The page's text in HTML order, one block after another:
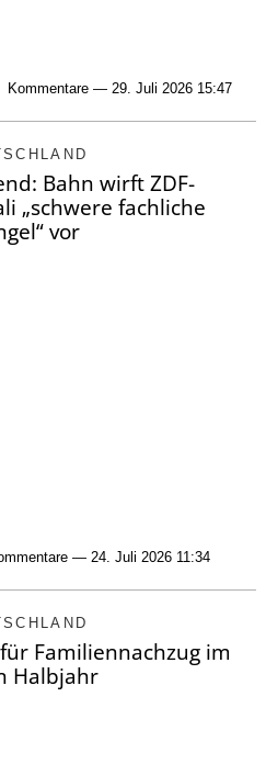
Kommentare — 29. Juli 2026 15:47
Bahn wirft ZDF-
„schwere fachliche
vor
— 24. Juli 2026 11:34
Familiennachzug im
Halbjahr